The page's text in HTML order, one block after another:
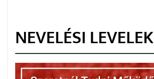
NEVELÉSI LEVELEK